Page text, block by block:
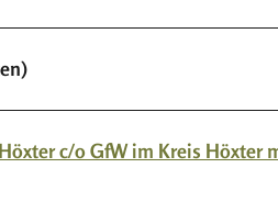
c/o GfW im Kreis Höxter